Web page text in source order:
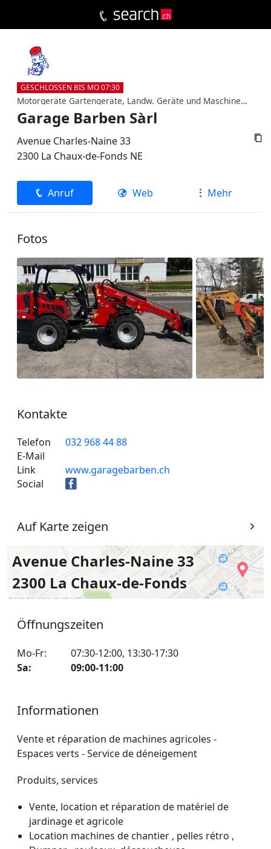
GESCHLOSSEN BIS MO 07:30
Motorgeräte Gartengeräte, Landw. Geräte und Maschinen ,
Garage Barben Sàrl

Avenue Charles-Naine 33
2300 La Chaux-de-Fonds NE
Anruf Web Mehr
Fotos
Kontakte
Telefon
032 968 44 88
E-Mail
Link
www.garagebarben.ch
Social
Auf Karte zeigen
Avenue Charles-Naine 33
2300 La Chaux-de-Fonds
Öffnungszeiten
Mo-Fr: 07:30-12:00, 13:30-17:30
Sa: 09:00-11:00
Informationen
Vente et réparation de machines agricoles -
Espaces verts - Service de déneigement
Produits, services
Vente, location et réparation de matériel de
jardinage et agricole
Location machines de chantier , pelles rétro ,